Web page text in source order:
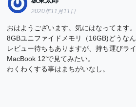
2020年11月11日
おはようございます。気にはなってます。
8GBユニファイドメモリ（16GB)どうな
レビュー待ちもありますが、持ち運びラ
MacBook 12’で見てみたい。
わくわくする事はまちがいなし。